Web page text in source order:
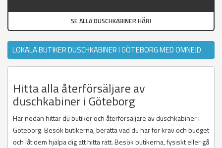
SE ALLA DUSCHKABINER HÄR!
LOKALA BUTIKER DUSCHKABINER I GÖTEBORG MED OMNEJD
Hitta alla återförsäljare av
duschkabiner i Göteborg
Här nedan hittar du butiker och återförsäljare av duschkabiner i
Göteborg. Besök butikerna, berätta vad du har för krav och budget
och låt dem hjälpa dig att hitta rätt. Besök butikerna, fysiskt eller gå